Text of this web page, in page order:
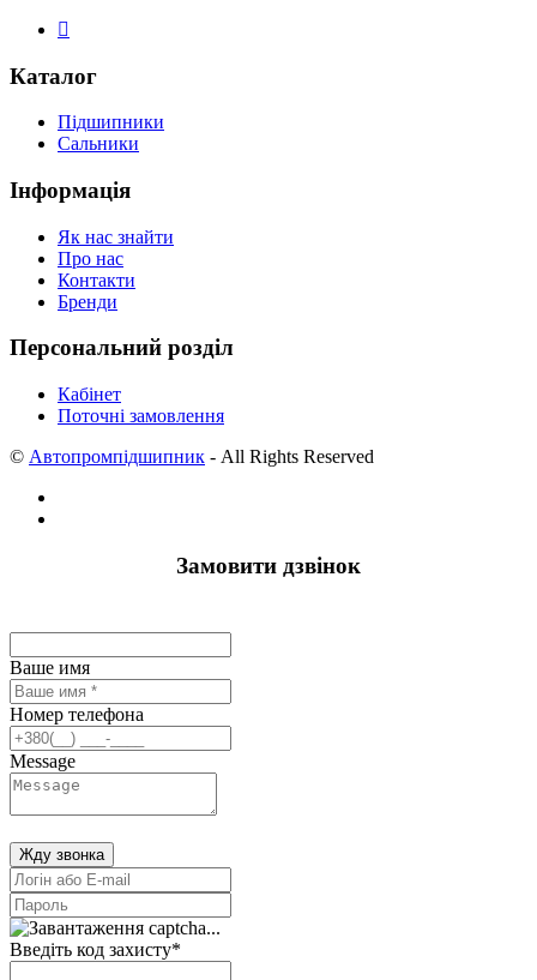
Каталог
Підшипники
Сальники
Інформація
Як нас знайти
Про нас
Контакти
Бренди
Персональний розділ
Кабінет
Поточні замовлення
© Автопромпідшипник - All Rights Reserved
Замовити дзвінок
Ваше имя
Номер телефона
Message
Жду звонка
Введіть код захисту*